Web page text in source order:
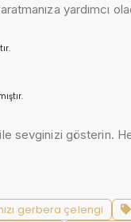
yardımcı
ile sevginizi gösterin.
gerbera çelengi